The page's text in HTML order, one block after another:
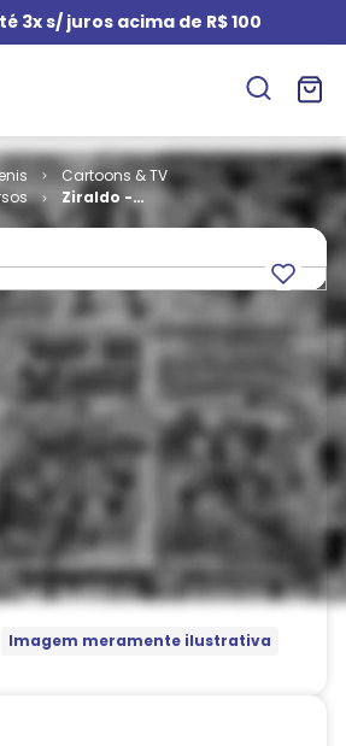
3x s/ juros acima de R$ 100
Cartoons & TV
Ziraldo -
24
Imagem meramente ilustrativa